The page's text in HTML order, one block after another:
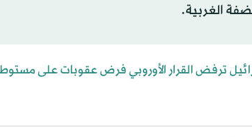
الغربية.
ترفض القرار الأوروبي فرض عقوبات على